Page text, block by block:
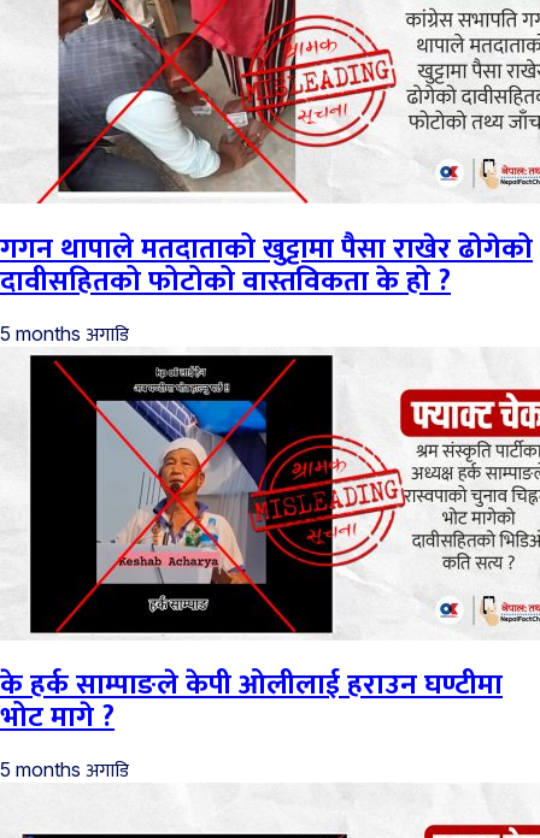
गगन थापाले मतदाताको खुट्टामा पैसा राखेर ढोगेको
दावीसहितको फोटोको वास्तविकता के हो ?
5 months अगाडि
के हर्क साम्पाङले केपी ओलीलाई हराउन घण्टीमा
भोट मागे ?
5 months अगाडि